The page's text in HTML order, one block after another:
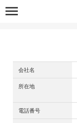
会社名
所在地
電話番号